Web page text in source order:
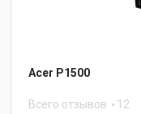
Acer P1500
Всего отзывов 12